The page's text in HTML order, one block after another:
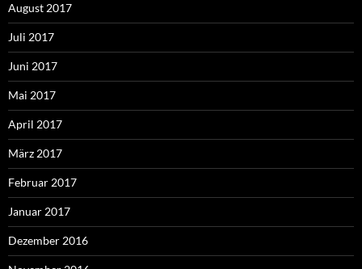
August 2017
Juli 2017
Juni 2017
Mai 2017
April 2017
März 2017
Februar 2017
Januar 2017
Dezember 2016